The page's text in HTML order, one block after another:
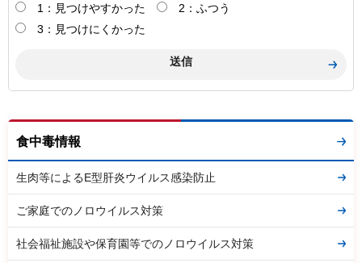
1：見つけやすかった
2：ふつう
3：見つけにくかった
食中毒情報
生肉等によるE型肝炎ウイルス感染防止
ご家庭でのノロウイルス対策
社会福祉施設や保育園等でのノロウイルス対策